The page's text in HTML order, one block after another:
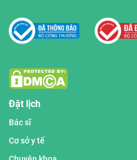
Đặt lịch
Bác sĩ
Cơ sở y tế